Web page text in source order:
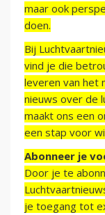
maar ook
doen.
Bij
vind je die
leveren van het
nieuws over de
maakt ons een
een stap voor
Abonneer je
Door je te
je toegang tot